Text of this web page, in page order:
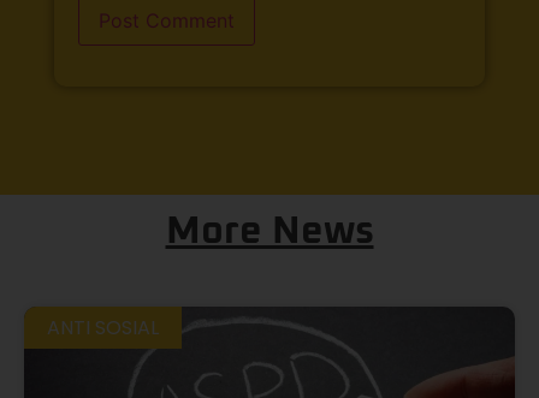
More News
ANTI SOSIAL